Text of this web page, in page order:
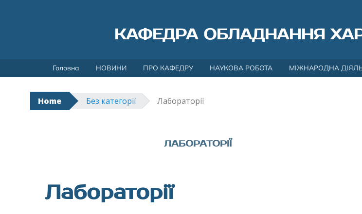
КАФЕДРА ОБЛАДНАННЯ
to
Головна НОВИНИ ПРО КАФЕДРУ НАУКОВА РОБОТА МІЖНАРОДНА
Home Без категорії Лабораторії
ЛАБОРАТОРІЇ
Лабораторії